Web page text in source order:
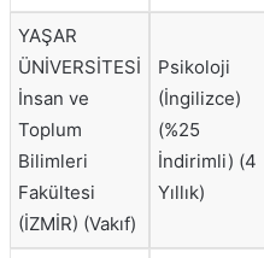
YAŞAR
ÜNİVERSİTESİ
İnsan ve
Toplum
Bilimleri
Fakültesi
(İZMİR) (Vakıf)
Psikoloji
(İngilizce)
(%25
İndirimli) (4
Yıllık)